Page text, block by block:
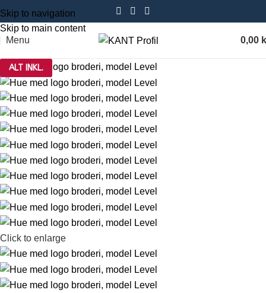
Skip to navigation
Skip to main content
Menu
0,00
Click to enlarge
ALT INKL.